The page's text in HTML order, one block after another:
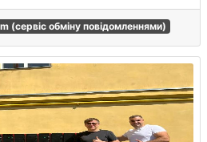
(сервіс обміну повідомленнями)